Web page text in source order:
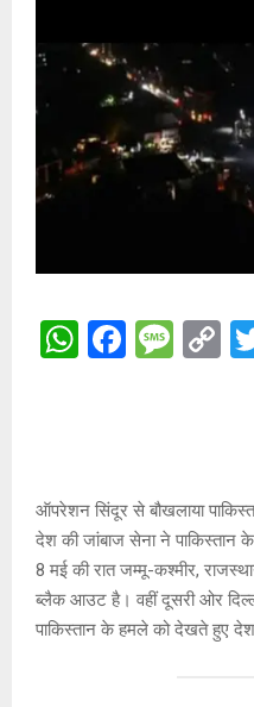
W
A
p
p
F
o
o
k
M
e
C
n
k
ऑपरेशन सिंदूर से बौखलाया
देश की जांबाज सेना ने पाकिस्तान
8 मई की रात जम्मू-कश्मीर,
ब्लैक आउट है। वहीं दूसरी ओर
पाकिस्तान के हमले को देखते हुए